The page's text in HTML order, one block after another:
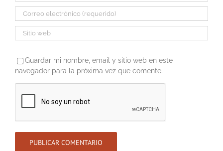
Guardar mi nombre, email y sitio web en este
navegador para la próxima vez que comente.